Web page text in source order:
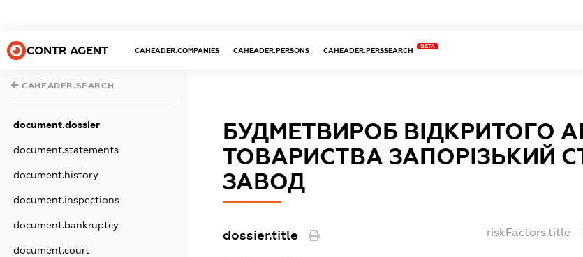
CONTR AGENT CAHEADER.COMPANIES CAHEADER.PERSONS CAHEADER.PERSSEARCH
BETA
CAHEADER.SEARCH
document.dossier
document.statements
document.history
document.inspections
document.bankruptcy
document.court
БУДМЕТВИРОБ ВІДКРИТОГО
ТОВАРИСТВА ЗАПОРІЗЬКИЙ
ЗАВОД
dossier.title riskFactors.title